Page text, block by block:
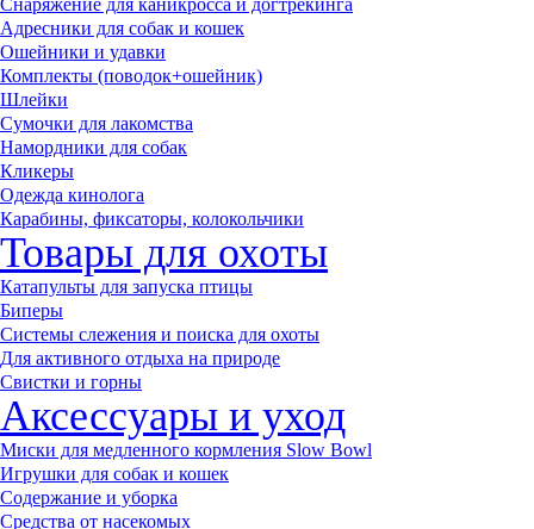
Снаряжение для каникросса и догтрекинга
Адресники для собак и кошек
Ошейники и удавки
Комплекты (поводок+ошейник)
Шлейки
Сумочки для лакомства
Намордники для собак
Кликеры
Одежда кинолога
Карабины, фиксаторы, колокольчики
Товары для охоты
Катапульты для запуска птицы
Биперы
Системы слежения и поиска для охоты
Для активного отдыха на природе
Свистки и горны
Аксессуары и уход
Миски для медленного кормления Slow Bowl
Игрушки для собак и кошек
Содержание и уборка
Средства от насекомых